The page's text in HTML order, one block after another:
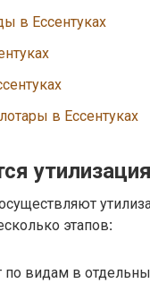
в Ессентуках
в Ессентуках
утилизация
этапов:
видам в